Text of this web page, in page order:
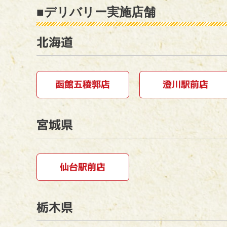
■デリバリー実施店舗
北海道
函館五稜郭店 澄川駅前店
宮城県
仙台駅前店
栃木県